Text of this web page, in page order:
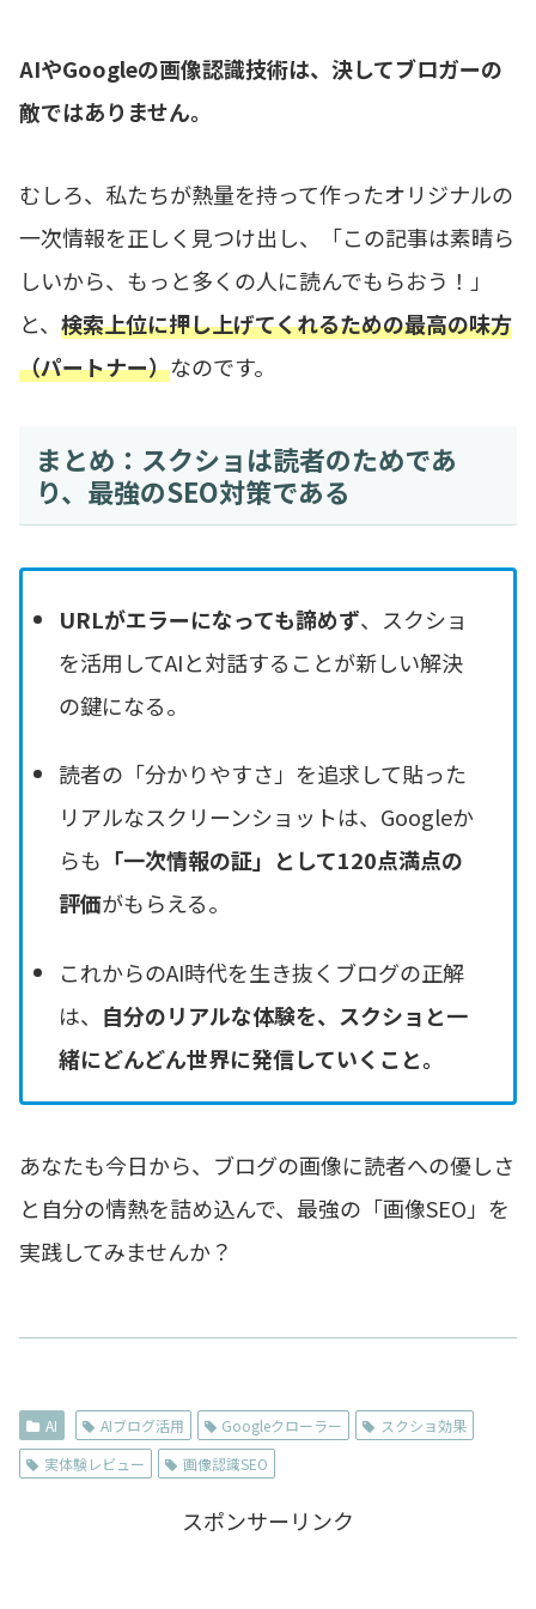
AIやGoogleの画像認識技術は、決してブロガーの
敵ではありません。
むしろ、私たちが熱量を持って作ったオリジナルの
一次情報を正しく見つけ出し、「この記事は素晴ら
しいから、もっと多くの人に読んでもらおう！」
と、 検索上位に押し上げてくれるための最高の味方
（パートナー）なのです。
まとめ：スクショは読者のためであ
り、最強のSEO対策である
URLがエラーになっても諦めず、スクショ
を活用してAIと対話することが新しい解決
の鍵になる。
読者の「分かりやすさ」を追求して貼った
リアルなスクリーンショットは、Googleか
らも 「一次情報の証」として120点満点の
評価がもらえる。
これからのAI時代を生き抜くブログの正解
は、 自分のリアルな体験を、スクショと一
緒にどんどん世界に発信していくこと。
あなたも今日から、ブログの画像に読者への優しさ
と自分の情熱を詰め込んで、最強の「画像SEO」を
実践してみませんか？
AI AIブログ活用 Googleクローラー
スクショ効果
実体験レビュー
画像認識SEO
スポンサーリンク